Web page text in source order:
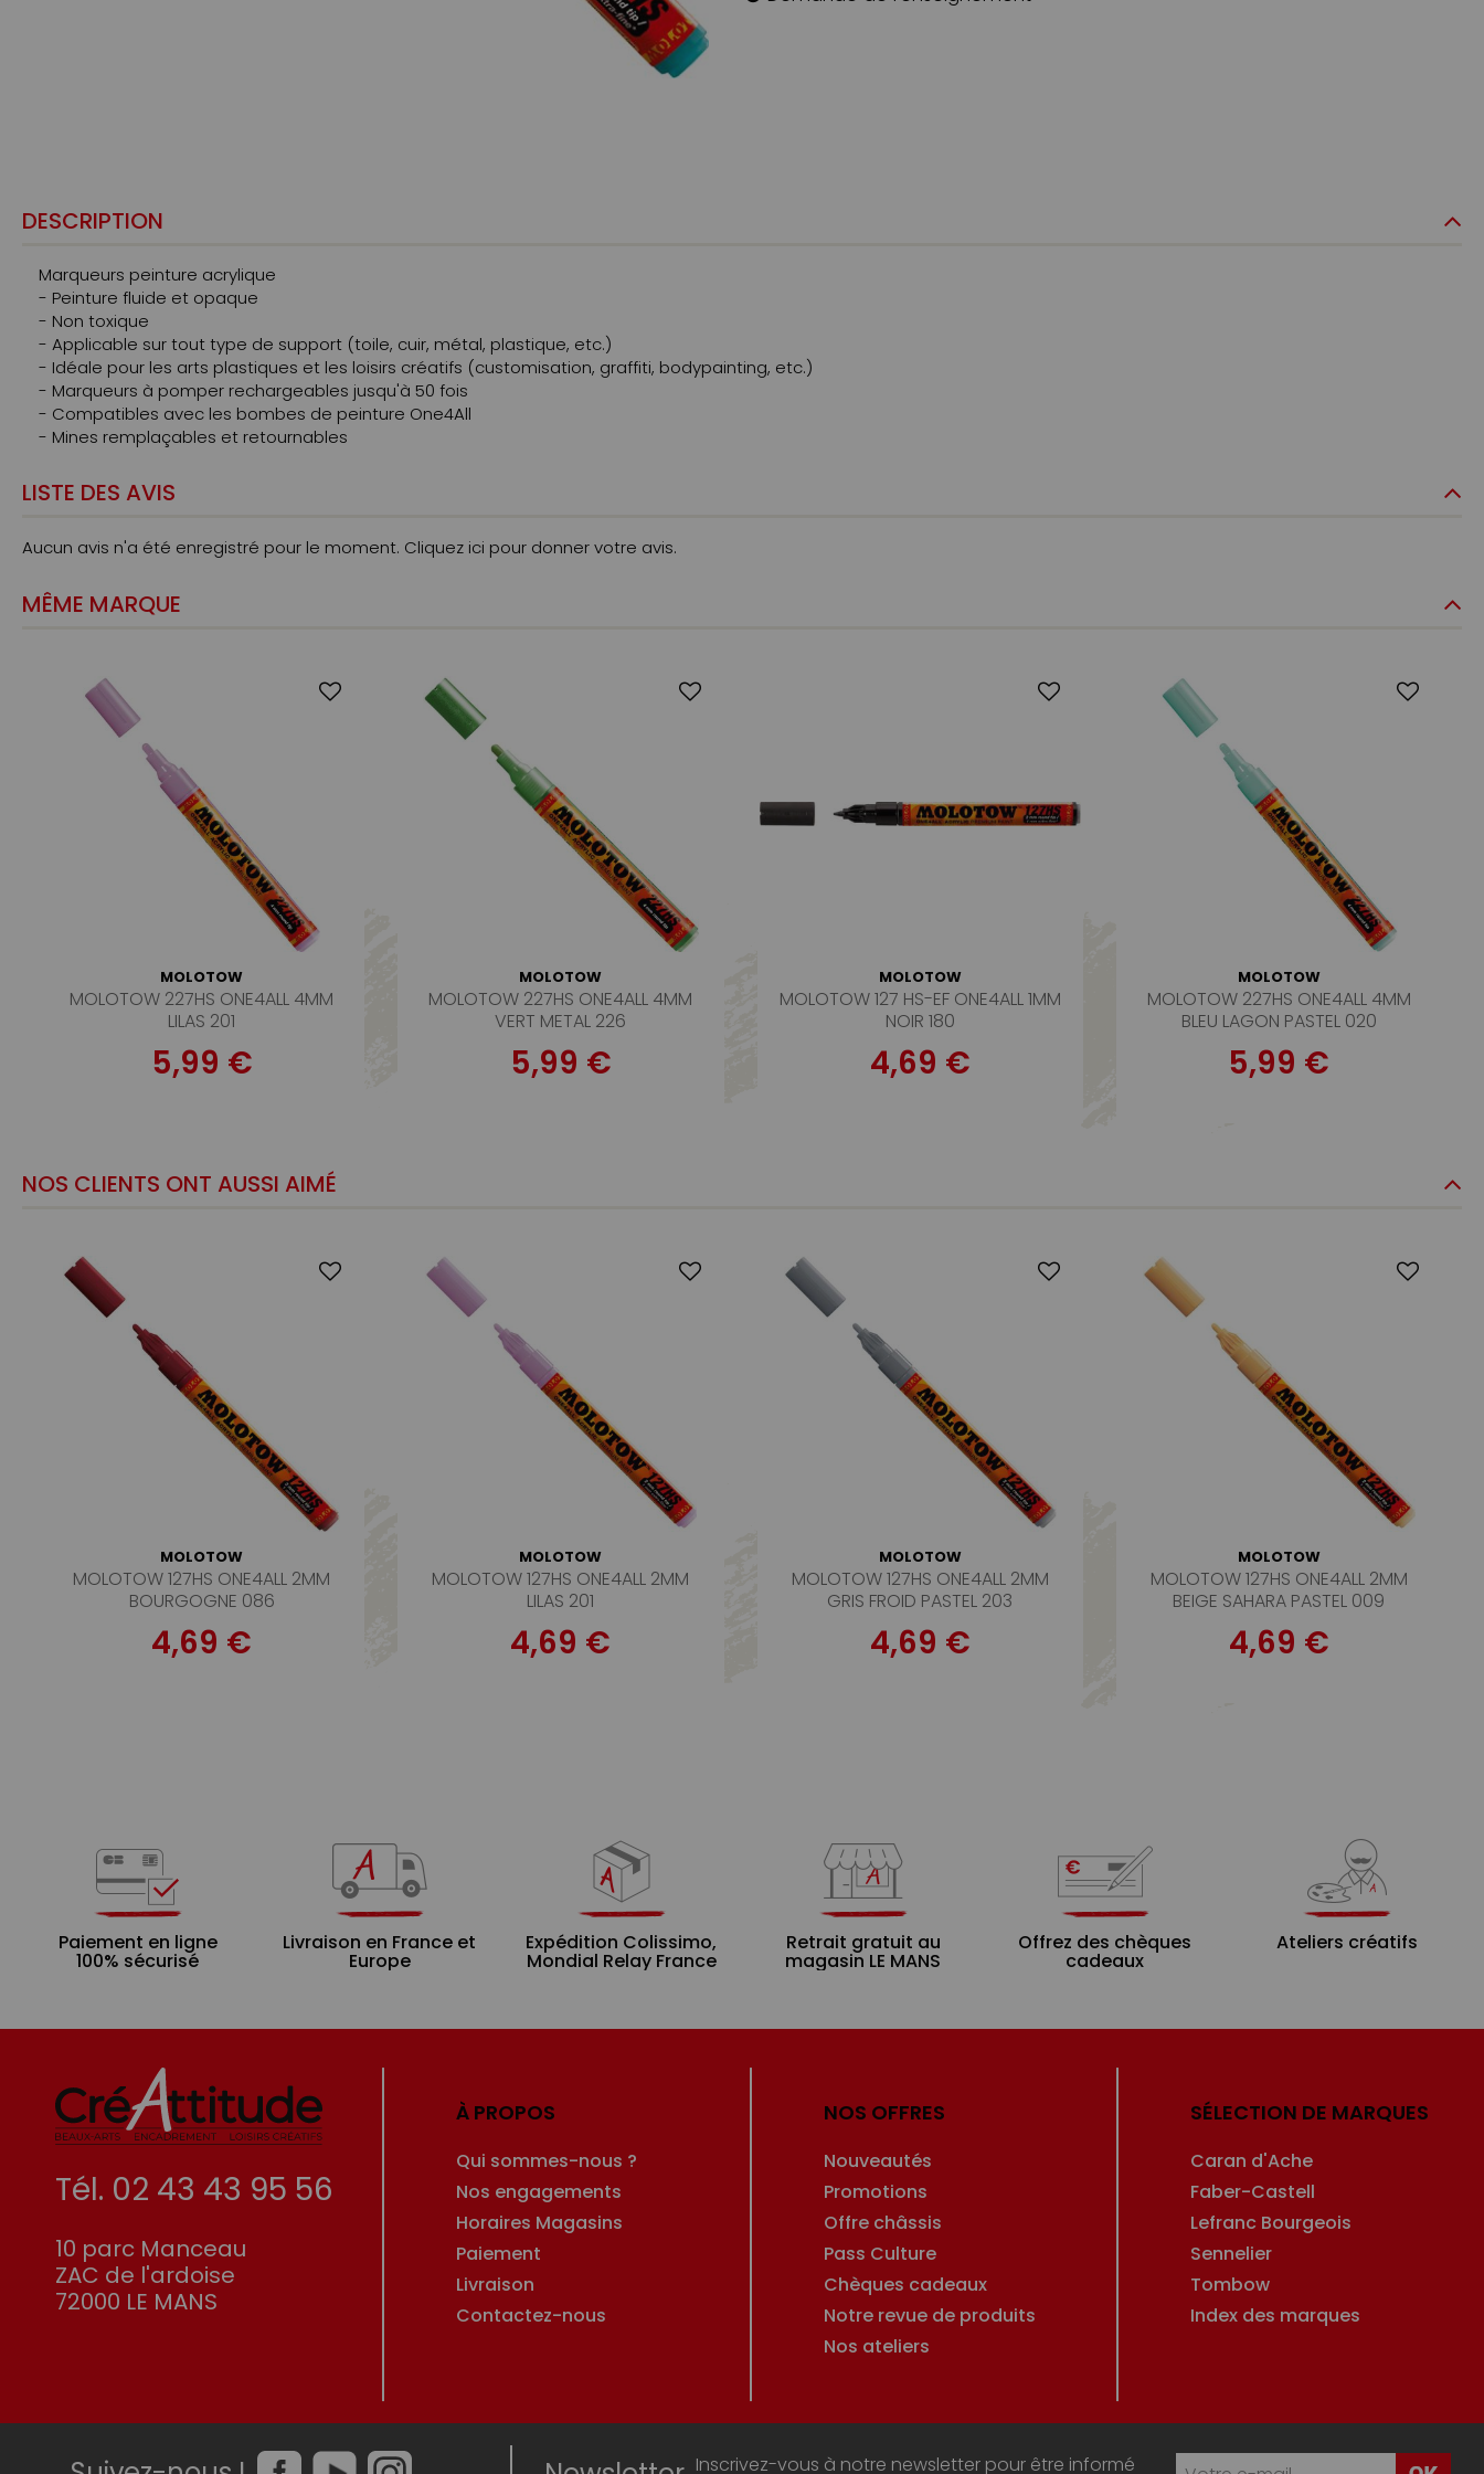
DESCRIPTION
Marqueurs peinture acrylique
- Peinture fluide et opaque
- Non toxique
- Applicable sur tout type de support (toile, cuir, métal, plastique, etc.)
- Idéale pour les arts plastiques et les loisirs créatifs (customisation, graffiti, bodypainting, etc.)
- Marqueurs à pomper rechargeables jusqu'à 50 fois
- Compatibles avec les bombes de peinture One4All
- Mines remplaçables et retournables
LISTE DES AVIS
Aucun avis n'a été enregistré pour le moment. Cliquez ici pour donner votre avis.
MÊME MARQUE
MOLOTOW
MOLOTOW 227HS ONE4ALL 4MM
LILAS 201
5,99 €
MOLOTOW
MOLOTOW 227HS ONE4ALL 4MM
VERT METAL 226
5,99 €
MOLOTOW
MOLOTOW 127 HS-EF ONE4ALL 1MM
NOIR 180
4,69 €
MOLOTOW
MOLOTOW 227HS ONE4ALL 4MM
BLEU LAGON PASTEL 020
5,99 €
NOS CLIENTS ONT AUSSI AIMÉ
MOLOTOW
MOLOTOW 127HS ONE4ALL 2MM
BOURGOGNE 086
4,69 €
MOLOTOW
MOLOTOW 127HS ONE4ALL 2MM
LILAS 201
4,69 €
MOLOTOW
MOLOTOW 127HS ONE4ALL 2MM
GRIS FROID PASTEL 203
4,69 €
MOLOTOW
MOLOTOW 127HS ONE4ALL 2MM
BEIGE SAHARA PASTEL 009
4,69 €
Paiement en ligne
100% sécurisé
Livraison en France et
Europe
Expédition Colissimo,
Mondial Relay France
Retrait gratuit au
magasin LE MANS
Offrez des chèques
cadeaux
Ateliers créatifs
Tél. 02 43 43 95 56
10 parc Manceau
ZAC de l'ardoise
72000 LE MANS
À PROPOS
Qui sommes-nous ?
Nos engagements
Horaires Magasins
Paiement
Livraison
Contactez-nous
NOS OFFRES
Nouveautés
Promotions
Offre châssis
Pass Culture
Chèques cadeaux
Notre revue de produits
Nos ateliers
SÉLECTION DE MARQUES
Caran d'Ache
Faber-Castell
Lefranc Bourgeois
Sennelier
Tombow
Index des marques
Inscrivez-vous à notre newsletter pour être informé